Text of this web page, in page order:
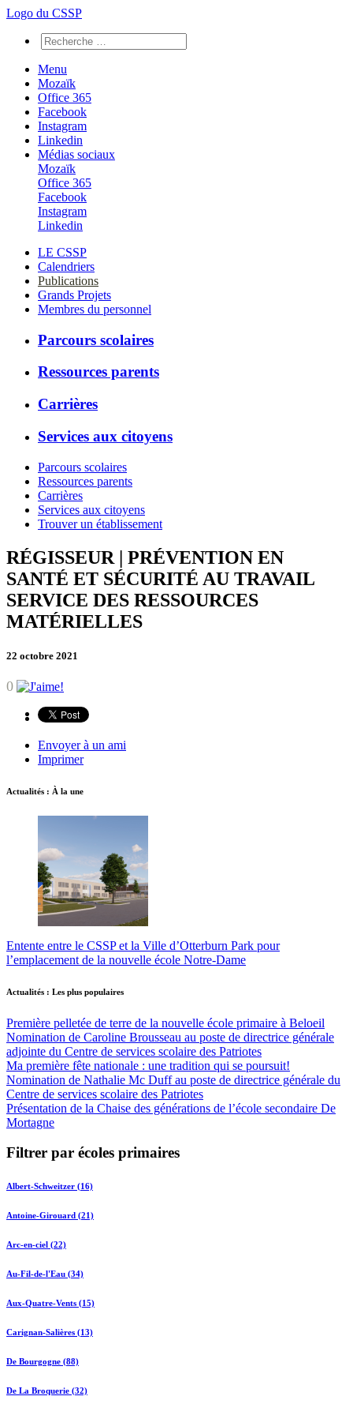
Logo du CSSP
Menu
Mozaïk
Office 365
Facebook
Instagram
Linkedin
Médias sociaux
Mozaïk
Office 365
Facebook
Instagram
Linkedin
LE CSSP
Calendriers
Publications
Grands Projets
Membres du personnel
Parcours scolaires
Ressources parents
Carrières
Services aux citoyens
Parcours scolaires
Ressources parents
Carrières
Services aux citoyens
Trouver un établissement
RÉGISSEUR | PRÉVENTION EN
SANTÉ ET SÉCURITÉ AU TRAVAIL
SERVICE DES RESSOURCES
MATÉRIELLES
22 octobre 2021
0
Envoyer à un ami
Imprimer
Actualités : À la une
Entente entre le CSSP et la Ville d’Otterburn Park pour
l’emplacement de la nouvelle école Notre-Dame
Actualités : Les plus populaires
Première pelletée de terre de la nouvelle école primaire à Beloeil
Nomination de Caroline Brousseau au poste de directrice générale
adjointe du Centre de services scolaire des Patriotes
Ma première fête nationale : une tradition qui se poursuit!
Nomination de Nathalie Mc Duff au poste de directrice générale du
Centre de services scolaire des Patriotes
Présentation de la Chaise des générations de l’école secondaire De
Mortagne
Filtrer par écoles primaires
Albert-Schweitzer (16)
Antoine-Girouard (21)
Arc-en-ciel (22)
Au-Fil-de-l'Eau (34)
Aux-Quatre-Vents (15)
Carignan-Salières (13)
De Bourgogne (88)
De La Broquerie (32)